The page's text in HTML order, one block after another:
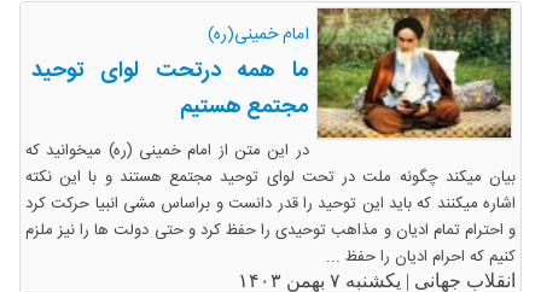
امام خمینی(ره)
ما همه درتحت لوای توحید
مجتمع هستیم
در این متن از امام خمینی (ره) میخوانید که
بیان میکند چگونه ملت در تحت لوای توحید مجتمع هستند و با این نکته
اشاره میکنند که باید این توحید را قدر دانست و براساس مشی انبیا حرکت کرد
و احترام تمام ادیان و مذاهب توحیدی را حفظ کرد و حتی دولت ها را نیز ملزم
کنیم که احرام ادیان را حفظ ...
انقلاب جهانی | یکشنبه ۷ بهمن ۱۴۰۳